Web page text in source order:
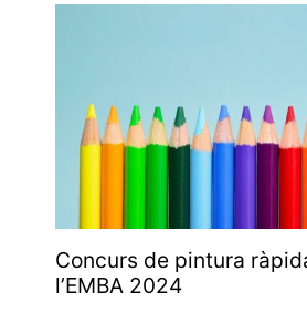
Concurs de pintura
l’EMBA 2024